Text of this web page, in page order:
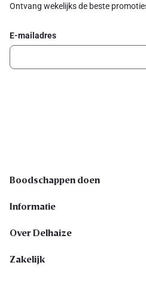
Ontvang wekelijks de beste
E-mailadres
Boodschappen doen
Informatie
Over Delhaize
Zakelijk